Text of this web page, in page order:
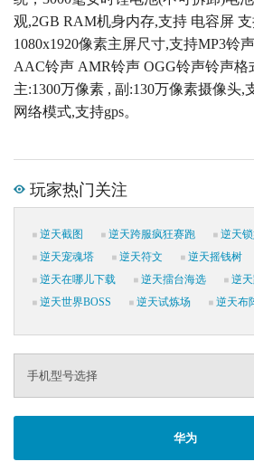
观,2GB RAM机身内存,支持 电容屏
1080x1920像素主屏尺寸,支持MP3铃
AAC铃声 AMR铃声 OGG铃声铃声格
主:1300万像素 , 副:130万像素摄像头,
网络模式,支持gps。
玩家热门关注
逆天截图 逆天跨服疯狂赛跑 逆天
逆天宠魂塔
逆天符文 逆天摇钱树
逆天在哪儿下载
逆天擂台海选
逆
逆天世界BOSS
逆天试炼场 逆天布
手机型号选择
华为